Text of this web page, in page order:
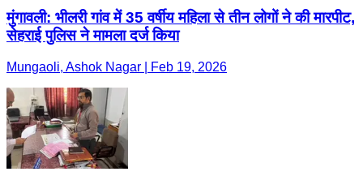
मुंगावली: भीलरी गांव में 35 वर्षीय महिला से तीन लोगों ने की मारपीट,
सेहराई पुलिस ने मामला दर्ज किया
Mungaoli, Ashok Nagar | Feb 19, 2026